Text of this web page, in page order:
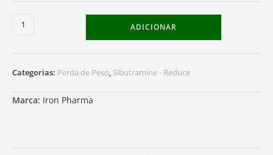
Quantidade
ADICIONAR
Categorias: Perda de Peso, Sibutramine - Reduce
Marca: Iron Pharma